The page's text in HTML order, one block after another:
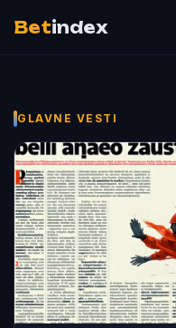
Betindex
GLAVNE VESTI